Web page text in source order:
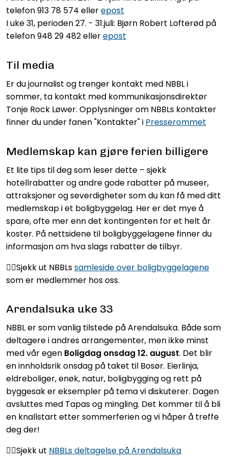
telefon 913 78 574 ellerepost
I uke 31, perioden 27. - 31.juli: Bjørn Robert Lofterød på
telefon 948 29 482 ellerepost
Til media
Er du journalist og trenger kontakt med NBBL i
sommer, ta kontakt med kommunikasjonsdirektør
Tonje Rock Løwer. Opplysninger om NBBLs kontakter
finner du under fanen "Kontakter" i Presserommet
Medlemskap kan gjøre ferien billigere
Et lite tips til deg som leser dette – sjekk
hotellrabatter og andre gode rabatter på museer,
attraksjoner og severdigheter som du kan få med ditt
medlemskap i et boligbyggelag. Her er det mye å
spare, ofte mer enn det kontingenten for et helt år
koster. På nettsidene til boligbyggelagene finner du
informasjon om hva slags rabatter de tilbyr.
👉🏻Sjekk ut NBBLssamleside over boligbyggelagene
som er medlemmer hos oss.
Arendalsuka uke 33
NBBL er som vanlig tilstede på Arendalsuka. Både som
deltagere i andres arrangementer, men ikke minst
med vår egen Boligdag onsdag 12. august. Det blir
en innholdsrik onsdag på taket til Bosør. Eierlinja,
eldreboliger, enøk, natur, boligbygging og rett på
byggesak er eksempler på tema vi diskuterer. Dagen
avsluttes med Tapas og mingling. Det kommer til å bli
en knallstart etter sommerferien og vi håper å treffe
deg der!
👉🏻Sjekk ut NBBLs deltagelse på Arendalsuka